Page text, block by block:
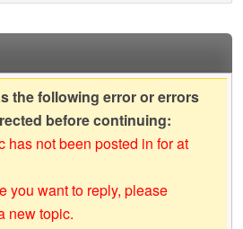
the following error or errors
before continuing:
has not been posted in for at
you want to reply, please
new topic.